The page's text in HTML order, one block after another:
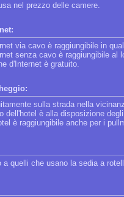
nel prezzo delle camere.
via cavo è raggiungibile in
senza cavo è raggiungibile al
d'Internet è gratuito.
sulla strada nella
dell'hotel è alla disposizione
è raggiungibile anche per i
a quelli che usano la sedia a